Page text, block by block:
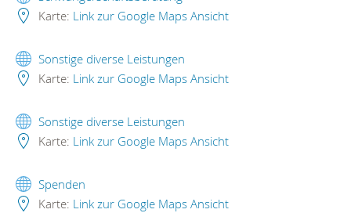
Karte: Link zur Google Maps Ansicht
Sonstige diverse Leistungen
Karte: Link zur Google Maps Ansicht
Sonstige diverse Leistungen
Karte: Link zur Google Maps Ansicht
Spenden
Karte: Link zur Google Maps Ansicht